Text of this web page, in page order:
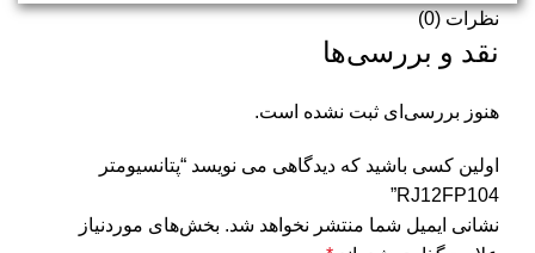
نظرات (0)
نقد و بررسی‌ها
هنوز بررسی‌ای ثبت نشده است.
اولین کسی باشید که دیدگاهی می نویسد “پتانسیومتر
RJ12FP104”
نشانی ایمیل شما منتشر نخواهد شد. بخش‌های موردنیاز